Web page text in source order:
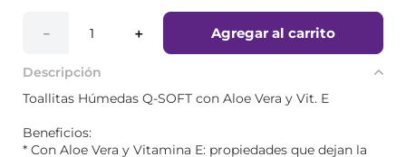
＋
－ Agregar al carrito
Descripción
Toallitas Húmedas Q-SOFT con Aloe Vera y Vit. E
Beneficios:
* Con Aloe Vera y Vitamina E: propiedades que dejan la